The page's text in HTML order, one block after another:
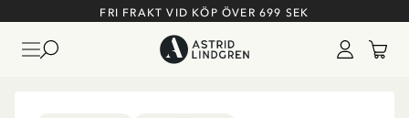
FRI FRAKT VID KÖP ÖVER 699 SEK